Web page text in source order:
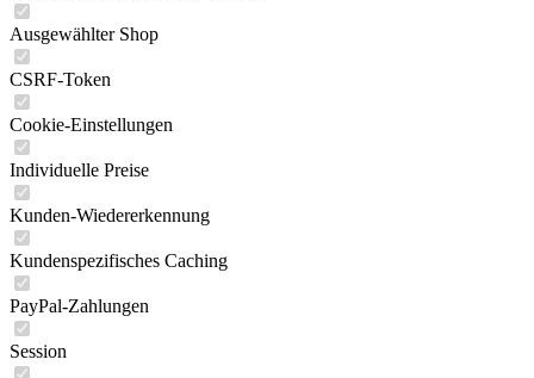
Ausgewählter Shop
CSRF-Token
Cookie-Einstellungen
Individuelle Preise
Kunden-Wiedererkennung
Kundenspezifisches Caching
PayPal-Zahlungen
Session